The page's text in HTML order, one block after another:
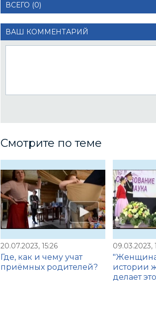
ВСЕГО (0)
ВАШ КОММЕНТАРИЙ
Смотрите по теме
20.07.2023, 15:26
Где, как и чему учат
приёмных родителей?
09.03.2023,
"Женщина
истории
делает